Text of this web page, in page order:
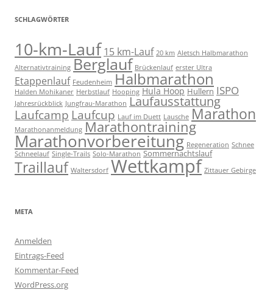
SCHLAGWÖRTER
10-km-Lauf 15 km-Lauf 20 km Aletsch Halbmarathon
Alternativtraining Berglauf Brückenlauf erster Ultra
Etappenlauf Feudenheim Halbmarathon
Halden Mohikaner Herbstlauf Hooping Hula Hoop Hullern ISPO
Jahresrückblick Jungfrau-Marathon Laufausstattung
Laufcamp Laufcup Lauf im Duett Lausche Marathon
Marathonanmeldung Marathontraining
Marathonvorbereitung Regeneration Schnee
Schneelauf Single-Trails Solo-Marathon Sommernachtslauf
Traillauf Waltersdorf Wettkampf Zittauer Gebirge
META
Anmelden
Eintrags-Feed
Kommentar-Feed
WordPress.org